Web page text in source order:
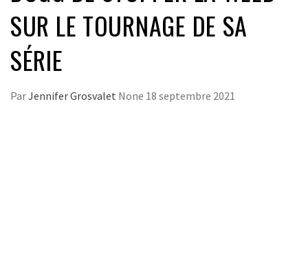
SUR LE TOURNAGE DE SA
SÉRIE
ParJennifer Grosvalet None 18 septembre 2021